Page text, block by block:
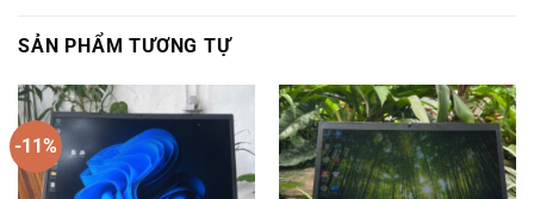
SẢN PHẨM TƯƠNG TỰ
-11%